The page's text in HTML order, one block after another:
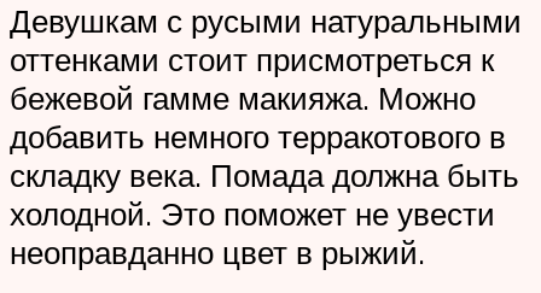
Девушкам с русыми натуральными
оттенками стоит присмотреться к
бежевой гамме макияжа. Можно
добавить немного терракотового в
складку века. Помада должна быть
холодной. Это поможет не увести
неоправданно цвет в рыжий.